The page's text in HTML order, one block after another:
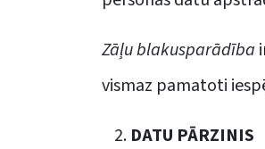
Zāļu blakusparādība
vismaz pamatoti
DATU PĀRZINIS